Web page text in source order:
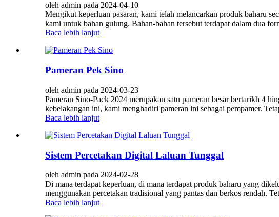
oleh admin pada 2024-04-10
Mengikut keperluan pasaran, kami telah melancarkan produk baharu
kami untuk bahan gulung. Bahan-bahan tersebut terdapat dalam dua
Baca lebih lanjut
Pameran Pek Sino
oleh admin pada 2024-03-23
Pameran Sino-Pack 2024 merupakan satu pameran besar bertarikh 4
kebelakangan ini, kami menghadiri pameran ini sebagai pempamer.
Baca lebih lanjut
Sistem Percetakan Digital Laluan Tunggal
oleh admin pada 2024-02-28
Di mana terdapat keperluan, di mana terdapat produk baharu yang
menggunakan percetakan tradisional yang pantas dan berkos rendah.
Baca lebih lanjut